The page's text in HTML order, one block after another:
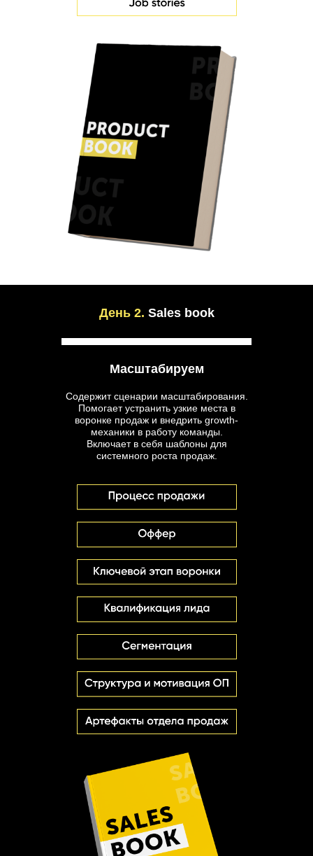
Масштабируем
Содержит сценарии масштабирования.
Помогает устранить узкие места в
воронке продаж и внедрить growth-
механики в работу команды.
Включает в себя шаблоны для
системного роста продаж.
День 2. Sales book